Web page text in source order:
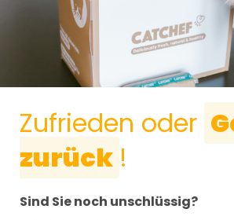
Zufrieden oder
zurück !
Sind Sie noch unschlüssig?